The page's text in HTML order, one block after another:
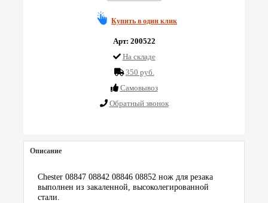
Купить в один клик
Арт: 200522
На складе
350 руб.
Cамовывоз
Обратный звонок
Описание
Chester 08847 08842 08846 08852 нож для резака
выполнен из закаленной, высоколегированной
стали.